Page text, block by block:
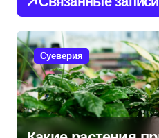
я
п
о
з
Суеверия